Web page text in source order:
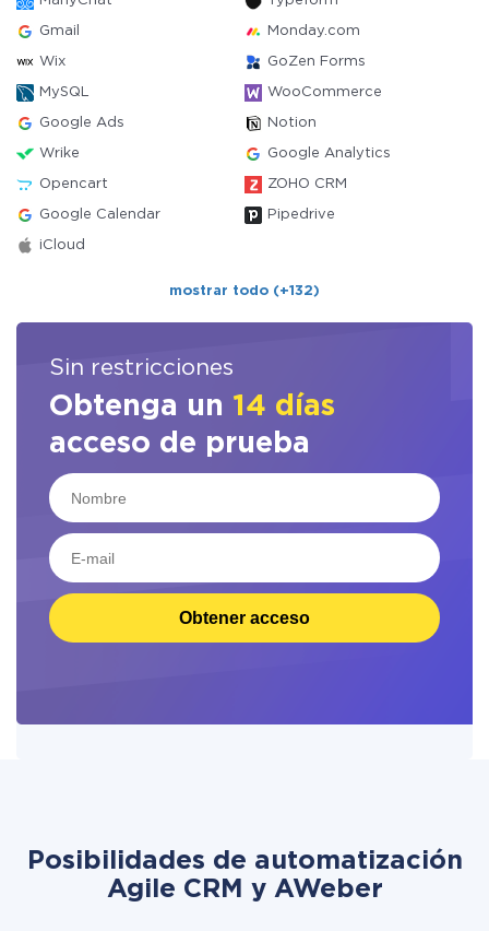
Gmail Monday.com
Wix GoZen Forms
MySQL WooCommerce
Google Ads Notion
Wrike Google Analytics
Opencart ZOHO CRM
Google Calendar Pipedrive
iCloud
mostrar todo (+132)
Sin restricciones
Obtenga un 14 días
acceso de prueba
Obtener acceso
Posibilidades de automatización
Agile CRM y AWeber